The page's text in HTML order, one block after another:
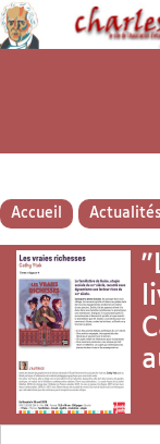
Accueil Actualités